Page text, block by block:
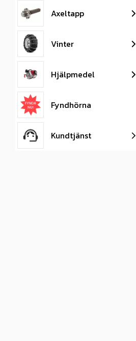
Axeltapp
Vinter
Hjälpmedel
Fyndhörna
Kundtjänst